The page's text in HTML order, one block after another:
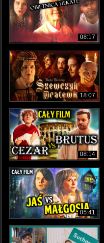
08:17
18:07
08:14
05:41